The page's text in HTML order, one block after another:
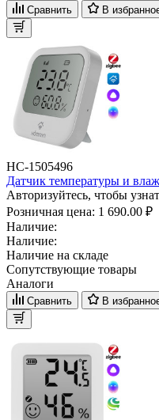
Сравнить В
НС-1505496
Датчик температуры и
Авторизуйтесь, чтобы
Розничная цена: 1 690.00 ₽
Наличие:
Наличие:
Наличие на складе
Сопутствующие товары
Аналоги
Сравнить В